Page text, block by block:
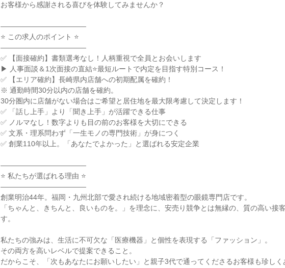
お客様から感謝される喜びを体験してみませんか？
――――――――――――
⭐ この求人のポイント ⭐
――――――――――――
✅ 【面接確約】書類選考なし！人柄重視で全員とお会いします
▶ 人事面談＆1次面接の直結⭐最短ルートで内定を目指す特別コース！
✅ 【エリア確約】長崎県内店舗への初期配属を確約！
※ 通勤時間30分以内の店舗を確約。
30分圏内に店舗がない場合はご希望と居住地を最大限考慮して決定します！
✅ 「話し上手」より「聞き上手」が活躍できる仕事
✅ ノルマなし！数字よりも目の前のお客様を大切にできる
✅ 文系・理系問わず「一生モノの専門技術」が身につく
✅ 創業110年以上。「あなたでよかった」と選ばれる安定企業
――――――――――――
⭐ 私たちが選ばれる理由 ⭐
――――――――――――
創業明治44年。福岡・九州北部で愛され続ける地域密着型の眼鏡専門店です。
「ちゃんと、きちんと、良いものを。」を理念に、安売り競争とは無縁の、質の高い接
す。
私たちの強みは、生活に不可欠な「医療機器」と個性を表現する「ファッション」。
その両方を高いレベルで提案できること。
だからこそ、「次もあなたにお願いしたい」と親子3代で通ってくださるお客様も珍しく